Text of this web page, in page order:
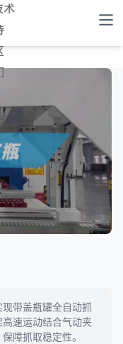
术
带盖瓶罐全自动抓
速运动结合气动夹
障抓取稳定性。